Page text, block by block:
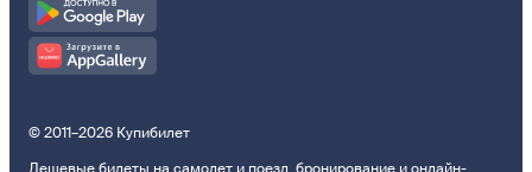
© 2011–2026 Купибилет